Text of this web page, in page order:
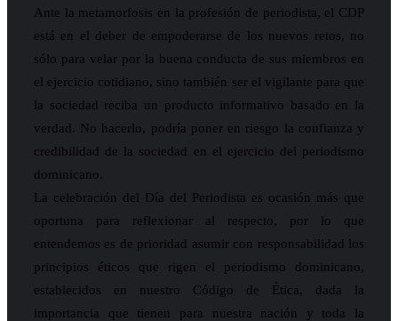
Ante la metamorfosis en la profesión de periodista, el CDP
está en el deber de empoderarse de los nuevos retos, no
sólo para velar por la buena conducta de sus miembros en
el ejercicio cotidiano, sino también ser el vigilante para que
la sociedad reciba un producto informativo basado en la
verdad. No hacerlo, podría poner en riesgo la confianza y
credibilidad de la sociedad en el ejercicio del periodismo
dominicano.
La celebración del Día del Periodista es ocasión más que
oportuna para reflexionar al respecto, por lo que
entendemos es de prioridad asumir con responsabilidad los
principios éticos que rigen el periodismo dominicano,
establecidos en nuestro Código de Ética, dada la
importancia que tienen para nuestra nación y toda la